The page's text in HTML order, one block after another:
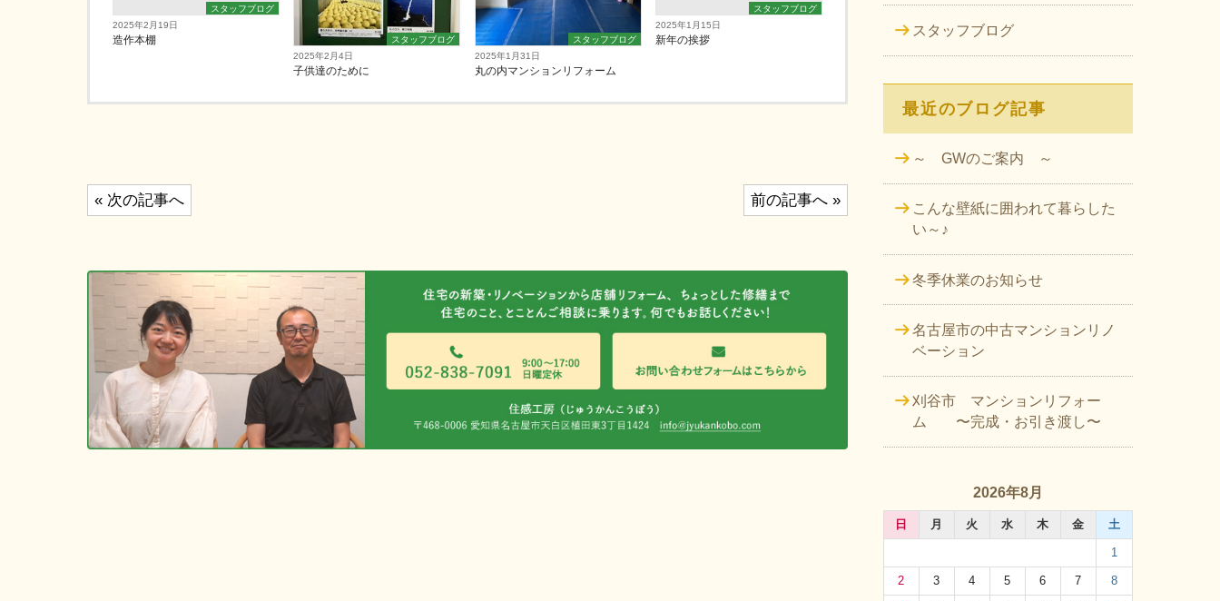
スタッフブログ
2025年2月19日
造作本棚
スタッフブログ
2025年2月4日
子供達のために
スタッフブログ
2025年1月31日
丸の内マンションリフォーム
スタッフブログ
2025年1月15日
新年の挨拶
投
稿
シ
ン
前の記事へ »
« 次の記事へ
スタッフブログ
最近のブログ記事
～ GWのご案内 ～
こんな壁紙に囲われて暮らした
い～♪
冬季休業のお知らせ
名古屋市の中古マンションリノ
ベーション
刈谷市 マンションリフォー
ム 〜完成・お引き渡し〜
2026年8月
日 月 火 水 木 金 土
1
2 3 4 5 6 7 8